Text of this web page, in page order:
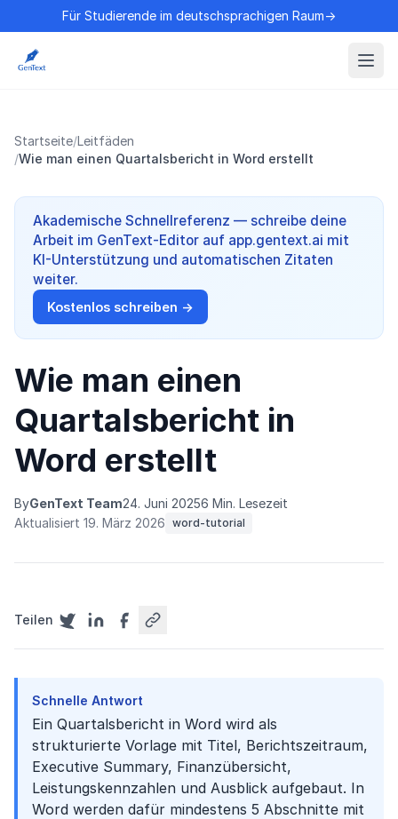
Für Studierende im deutschsprachigen Raum→
Startseite/Leitfäden
/Wie man einen Quartalsbericht in Word erstellt
Akademische Schnellreferenz — schreibe deine
Arbeit im GenText-Editor auf app.gentext.ai mit
KI-Unterstützung und automatischen Zitaten
weiter.
Kostenlos schreiben →
Wie man einen
Quartalsbericht in
Word erstellt
ByGenText Team24. Juni 20256 Min. Lesezeit
Aktualisiert 19. März 2026 word-tutorial
Teilen
Schnelle Antwort
Ein Quartalsbericht in Word wird als
strukturierte Vorlage mit Titel, Berichtszeitraum,
Executive Summary, Finanzübersicht,
Leistungskennzahlen und Ausblick aufgebaut. In
Word werden dafür mindestens 5 Abschnitte mit